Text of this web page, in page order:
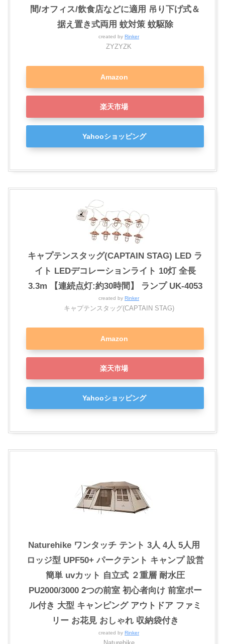
間/オフィス/飲食店などに適用 吊り下げ式＆
据え置き式両用 蚊対策 蚊駆除
created by Rinker
ZYZYZK
Amazon
楽天市場
Yahooショッピング
キャプテンスタッグ(CAPTAIN STAG) LED ラ
イト LEDデコレーションライト 10灯 全長
3.3m 【連続点灯:約30時間】 ランプ UK-4053
created by Rinker
キャプテンスタッグ(CAPTAIN STAG)
Amazon
楽天市場
Yahooショッピング
Naturehike ワンタッチ テント 3人 4人 5人用 ‎
ロッジ型 UPF50+ パークテント キャンプ 設営
簡単 uvカット 自立式 ２重層 耐水圧
PU2000/3000 2つの前室 初心者向け 前室ポー
ル付き 大型 キャンピング アウトドア ファミ
リー お花見 おしゃれ 収納袋付き
created by Rinker